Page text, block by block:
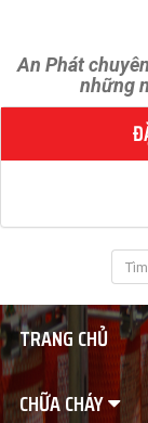
An Phát
những
TRANG CHỦ
CHỮA CHÁY